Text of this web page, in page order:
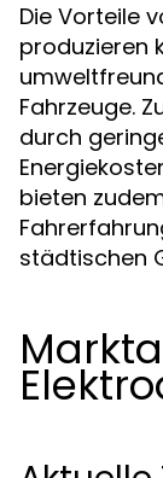
Die Vorteile
produzieren
Fahrzeuge.
durch
bieten
städtischen